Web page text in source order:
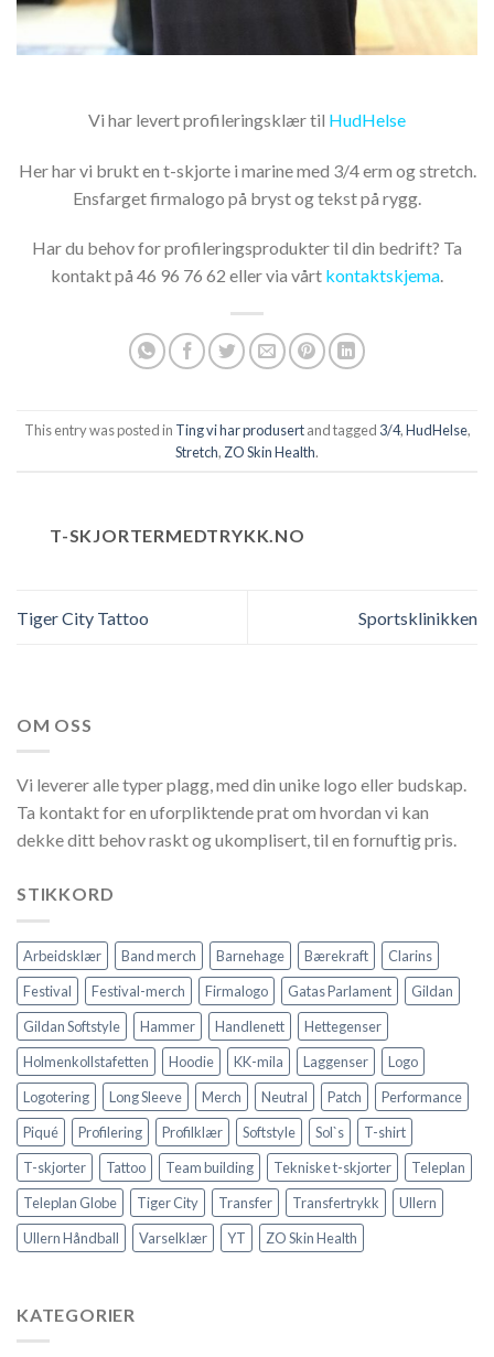
Vi har levert profileringsklær til HudHelse
Her har vi brukt en t-skjorte i marine med 3/4 erm og stretch.
Ensfarget firmalogo på bryst og tekst på rygg.
Har du behov for profileringsprodukter til din bedrift? Ta
kontakt på 46 96 76 62 eller via vårt kontaktskjema.
This entry was posted in Ting vi har produsertand tagged 3/4,HudHelse,
Stretch, ZO Skin Health.
T-SKJORTERMEDTRYKK.NO
Tiger City Tattoo Sportsklinikken
OM OSS
Vi leverer alle typer plagg, med din unike logo eller budskap.
Ta kontakt for en uforpliktende prat om hvordan vi kan
dekke ditt behov raskt og ukomplisert, til en fornuftig pris.
STIKKORD
Arbeidsklær Band merch Barnehage Bærekraft
Clarins
Festival
Festival-merch Firmalogo Gatas Parlament
Gildan
Gildan Softstyle
Hammer Handlenett
Hettegenser
Holmenkollstafetten
Hoodie KK-mila Laggenser
Logo
Logotering
Long Sleeve Merch Neutral Patch
Performance
Piqué
Profilering Profilklær Softstyle Sol`s
T-shirt
T-skjorter
Tattoo Team building Tekniske t-skjorter
Teleplan
Teleplan Globe
Tiger City Transfer Transfertrykk
Ullern
Ullern Håndball
Varselklær YT ZO Skin Health
KATEGORIER